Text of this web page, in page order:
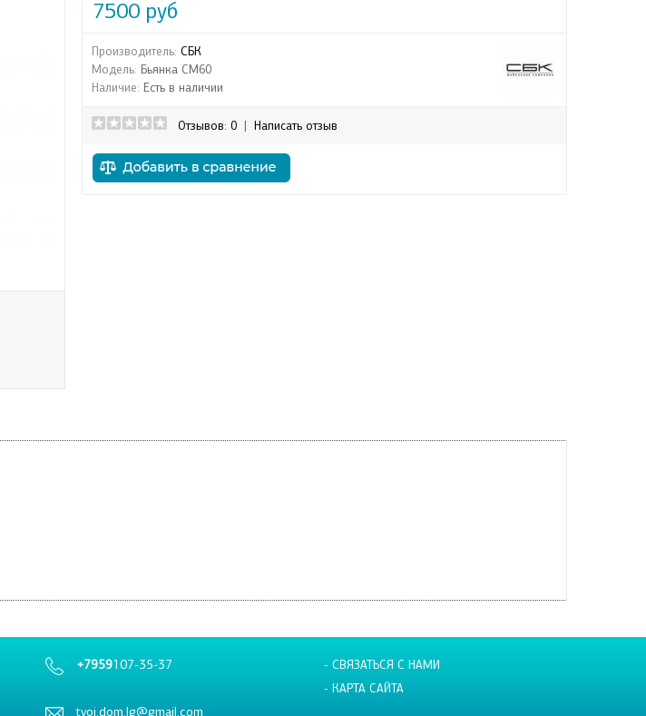
7500 руб
Производитель: СБК
Модель: Бьянка СМ60
Наличие: Есть в наличии
Отзывов: 0 Написать отзыв
+7959107-35-37
tvoi.dom.lg@gmail.com
- СВЯЗАТЬСЯ С НАМИ
- КАРТА САЙТА